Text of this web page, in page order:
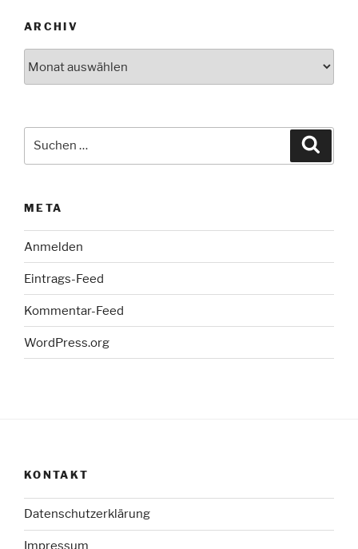
ARCHIV
META
Anmelden
Eintrags-Feed
Kommentar-Feed
WordPress.org
KONTAKT
Datenschutzerklärung
Impressum